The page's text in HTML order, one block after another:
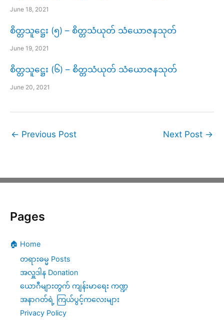
June 18, 2021
စိတ္တသူဋ္ဌေး (၅) – စိတ္တသံယုတ် သံယောဇနသုတ်
June 19, 2021
စိတ္တသူဋ္ဌေး (၆) – စိတ္တသံယုတ် သံယောဇနသုတ်
June 20, 2021
← Previous Post Next Post →
Pages
🏠 Home
တရားဓမ္မ Posts
အလှူဒါန Donation
ယောဂီများတွက် ကျန်းမာရေး ကဏ္ဍ
အနာဂတ်ရဲ့ ကြယ်ပွင့်ကလေးများ
Privacy Policy